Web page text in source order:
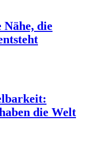
die
die Welt